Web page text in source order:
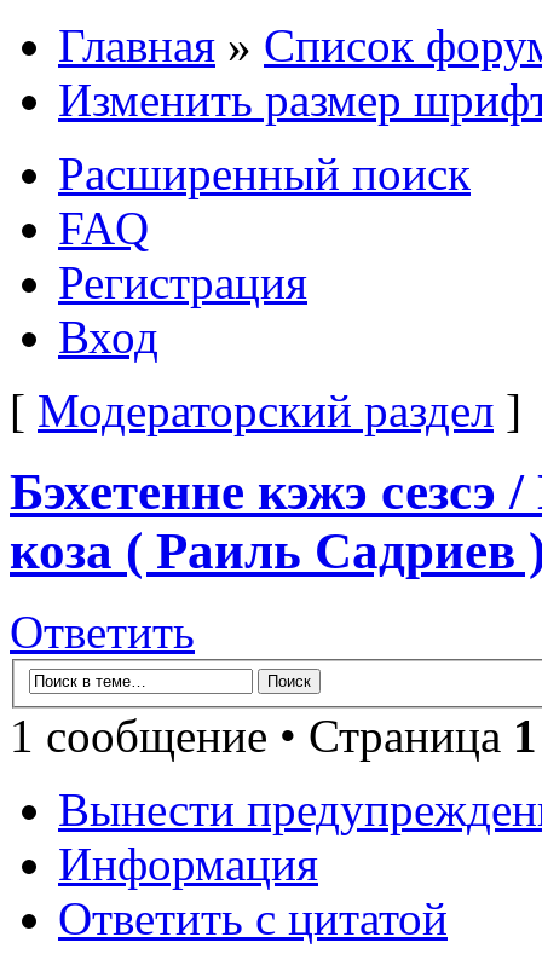
Главная » Список
Изменить размер
Расширенный поиск
FAQ
Регистрация
Вход
[ Модераторский раздел ]
Бэхетенне кэжэ сезсэ
коза ( Раиль Садриев
Ответить
1 сообщение • Страница 1
Вынести
Информация
Ответить с цитатой